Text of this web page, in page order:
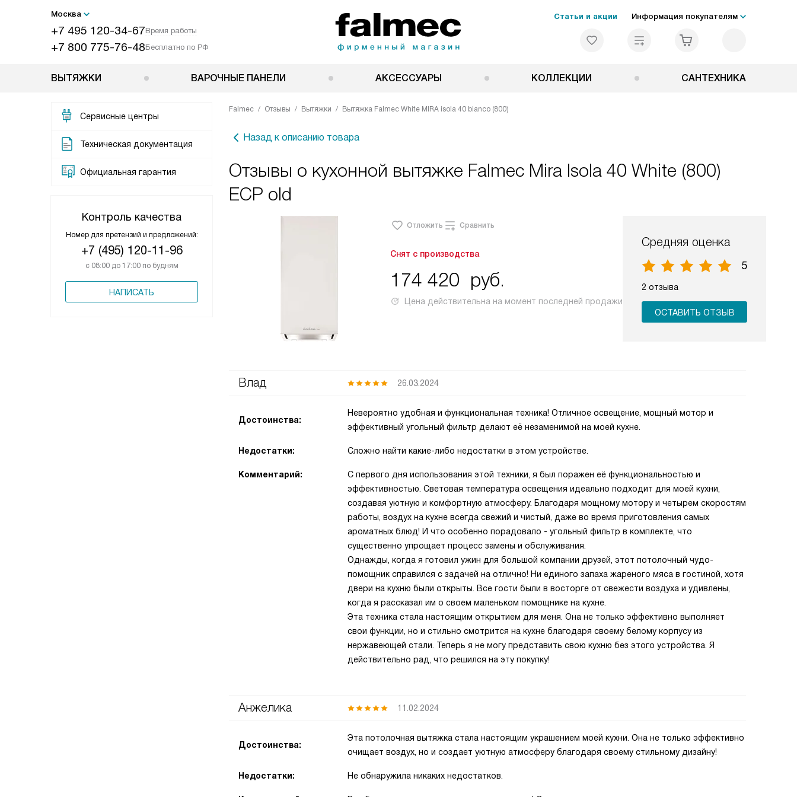
Москва
+7 495 120-34-67Время работы
+7 800 775-76-48Бесплатно по РФ
Статьи и акции Информация покупателям
ВЫТЯЖКИ ВАРОЧНЫЕ ПАНЕЛИ АКСЕССУАРЫ КОЛЛЕКЦИИ САНТЕХНИКА
Сервисные центры
Техническая документация
Официальная гарантия
Контроль качества
Номер для претензий и предложений:
+7 (495) 120-11-96
с 08:00 до 17:00 по будням
НАПИСАТЬ
Falmec Отзывы Вытяжки Вытяжка Falmec White MIRA isola 40 bianco (800)
Назад к описанию товара
Отзывы о кухонной вытяжке Falmec Mira Isola 40 White (800)
ECP old
Отложить Сравнить
Снят с производства
174 420 руб.
Цена действительна на момент последней продажи
Средняя оценка
5
2 отзыва
ОСТАВИТЬ ОТЗЫВ
Влад 26.03.2024
Достоинства:
Невероятно удобная и функциональная техника! Отличное освещение, мощный мотор и
эффективный угольный фильтр делают её незаменимой на моей кухне.
Недостатки: Сложно найти какие-либо недостатки в этом устройстве.
Комментарий:
С первого дня использования этой техники, я был поражен её функциональностью и
эффективностью. Световая температура освещения идеально подходит для моей кухни,
создавая уютную и комфортную атмосферу. Благодаря мощному мотору и четырем скоростям
работы, воздух на кухне всегда свежий и чистый, даже во время приготовления самых
ароматных блюд! И что особенно порадовало - угольный фильтр в комплекте, что
существенно упрощает процесс замены и обслуживания.
Однажды, когда я готовил ужин для большой компании друзей, этот потолочный чудо-
помощник справился с задачей на отлично! Ни единого запаха жареного мяса в гостиной, хотя
двери на кухню были открыты. Все гости были в восторге от свежести воздуха и удивлены,
когда я рассказал им о своем маленьком помощнике на кухне.
Эта техника стала настоящим открытием для меня. Она не только эффективно выполняет
свои функции, но и стильно смотрится на кухне благодаря своему белому корпусу из
нержавеющей стали. Теперь я не могу представить свою кухню без этого устройства. Я
действительно рад, что решился на эту покупку!
Анжелика 11.02.2024
Достоинства:
Эта потолочная вытяжка стала настоящим украшением моей кухни. Она не только эффективно
очищает воздух, но и создает уютную атмосферу благодаря своему стильному дизайну!
Недостатки: Не обнаружила никаких недостатков.